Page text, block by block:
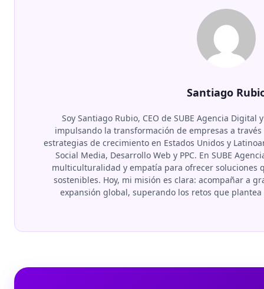
Santiago
Soy Santiago Rubio, CEO de SUBE Agencia
impulsando la transformación de empresas a
estrategias de crecimiento en Estados Unidos y
Social Media, Desarrollo Web y PPC. En SUBE
multiculturalidad y empatía para ofrecer soluciones
sostenibles. Hoy, mi misión es clara: acompañar a
expansión global, superando los retos que